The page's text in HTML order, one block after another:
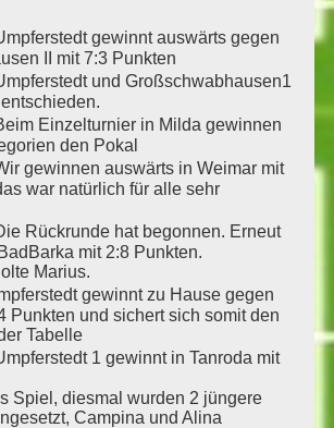
gewinnt auswärts gegen
II mit 7:3 Punkten
und Großschwabhausen1
Einzelturnier in Milda gewinnen
den Pokal
gewinnen auswärts in Weimar mit
war natürlich für alle sehr
Rückrunde hat begonnen. Erneut
mit 2:8 Punkten.
Marius.
gewinnt zu Hause gegen
Punkten und sichert sich somit den
Tabelle
1 gewinnt in Tanroda mit
Spiel, diesmal wurden 2 jüngere
Campina und Alina